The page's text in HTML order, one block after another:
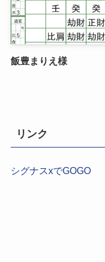
飯豊まりえ様
リンク
シグナスxでGOGO